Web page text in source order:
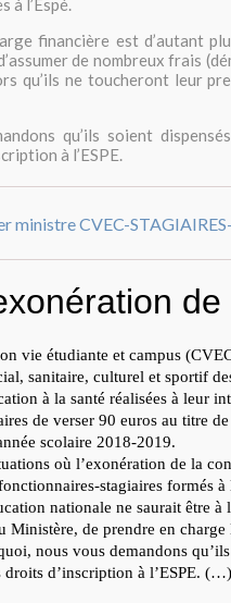
à l’Espé.
financière est d’autant
de nombreux frais
qu’ils ne toucheront leur
qu’ils soient
à l’ESPE.
ministre CVEC-